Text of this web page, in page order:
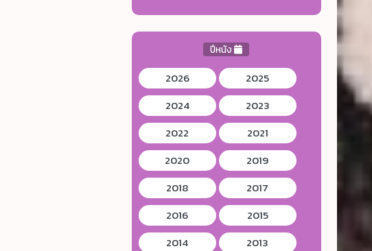
ปีหนัง
2026
2025
2024
2023
2022
2021
2020
2019
2018
2017
2016
2015
2014
2013